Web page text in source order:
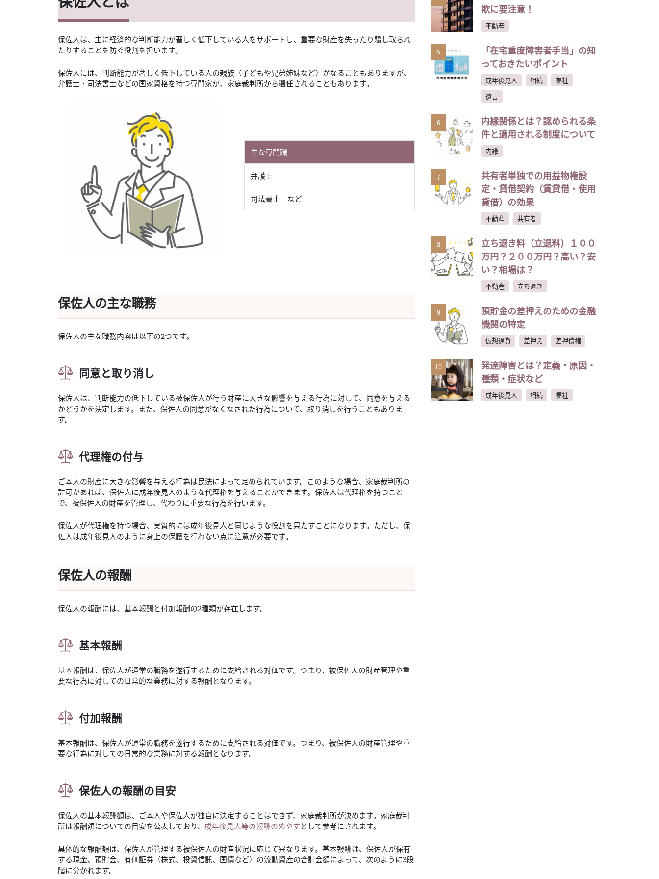
保佐人は、主に経済的な判断能力が著しく低下している人をサポートし、重要な財産を失ったり騙し取られ
たりすることを防ぐ役割を担います。
保佐人には、判断能力が著しく低下している人の親族（子どもや兄弟姉妹など）がなることもありますが、
弁護士・司法書士などの国家資格を持つ専門家が、家庭裁判所から選任されることもあります。
主な専門職
弁護士
司法書士 など
保佐人の主な職務
保佐人の主な職務内容は以下の2つです。
同意と取り消し
保佐人は、判断能力の低下している被保佐人が行う財産に大きな影響を与える行為に対して、同意を与える
かどうかを決定します。また、保佐人の同意がなくなされた行為について、取り消しを行うこともありま
す。
代理権の付与
ご本人の財産に大きな影響を与える行為は民法によって定められています。このような場合、家庭裁判所の
許可があれば、保佐人に成年後見人のような代理権を与えることができます。保佐人は代理権を持つこと
で、被保佐人の財産を管理し、代わりに重要な行為を行います。
保佐人が代理権を持つ場合、実質的には成年後見人と同じような役割を果たすことになります。ただし、保
佐人は成年後見人のように身上の保護を行わない点に注意が必要です。
保佐人の報酬
保佐人の報酬には、基本報酬と付加報酬の2種類が存在します。
基本報酬
基本報酬は、保佐人が通常の職務を遂行するために支給される対価です。つまり、被保佐人の財産管理や重
要な行為に対しての日常的な業務に対する報酬となります。
付加報酬
基本報酬は、保佐人が通常の職務を遂行するために支給される対価です。つまり、被保佐人の財産管理や重
要な行為に対しての日常的な業務に対する報酬となります。
保佐人の報酬の目安
保佐人の基本報酬額は、ご本人や保佐人が独自に決定することはできず、家庭裁判所が決めます。家庭裁判
所は報酬額についての目安を公表しており、 成年後見人等の報酬のめやすとして参考にされます。
具体的な報酬額は、保佐人が管理する被保佐人の財産状況に応じて異なります。基本報酬は、保佐人が保有
する現金、預貯金、有価証券（株式、投資信託、国債など）の流動資産の合計金額によって、次のように3段
階に分かれます。
欺に要注意！
不動産
5
「在宅重度障害者手当」の知
っておきたいポイント
成年後見人 相続
福祉
遺言
6
内縁関係とは？認められる条
件と適用される制度について
内縁
7
共有者単独での用益物権設
定・貸借契約（賃貸借・使用
貸借）の効果
不動産 共有者
8
立ち退き料（立退料）１００
万円？２００万円？高い？安
い？相場は？
不動産 立ち退き
9
預貯金の差押えのための金融
機関の特定
仮想通貨 差押え 差押債権
10
発達障害とは？定義・原因・
種類・症状など
成年後見人 相続 福祉